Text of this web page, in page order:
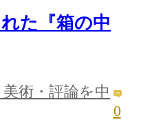
た『箱の中
術・評論を中
0